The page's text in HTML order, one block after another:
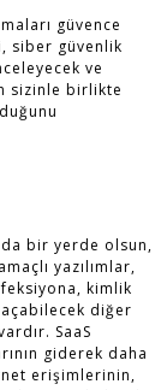
güvence
siber güvenlik
ve
sizinle birlikte
bir yerde olsun,
yazılımlar,
kimlik
diğer
SaaS
giderek daha
erişimlerinin,